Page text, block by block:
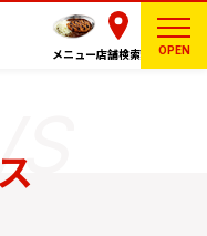
メニュー店舗検索 OPEN